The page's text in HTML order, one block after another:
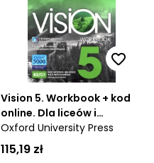
Vision 5. Workbook + kod
online. Dla liceów i
techników. Poziom B2/C1
Oxford University Press
115,19 zł